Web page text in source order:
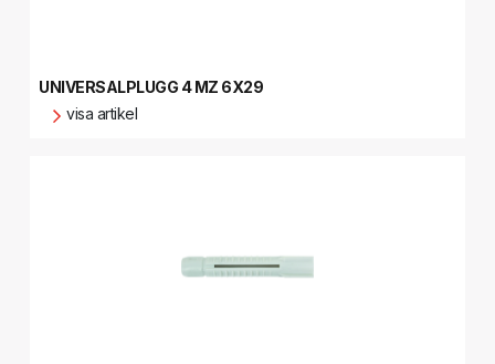
UNIVERSALPLUGG 4 MZ 6X29
visa artikel